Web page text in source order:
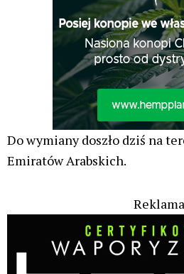
Do wymiany doszło dziś na
Emiratów Arabskich.
Reklama